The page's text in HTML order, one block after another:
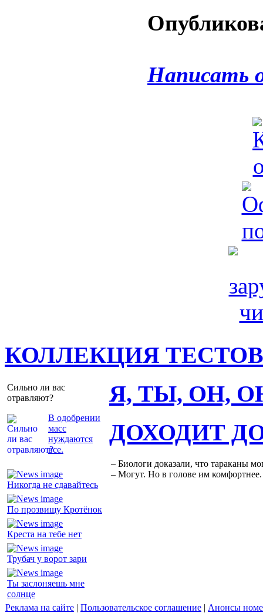
Написать
КОЛЛЕКЦИЯ ТЕСТОВ
Сильно ли вас
отравляют?
В одобрении
масс
нуждаются
все.
Я, ТЫ, ОН,
Никогда не сдавайтесь
По прозвищу Кротёнок
Креста на тебе нет
Трубач у ворот зари
Ты заслоняешь мне
солнце
ДОХОДИТ
– Биологи доказали, что тараканы
– Могут. Но в голове им комфортнее.
Реклама на сайте | Пользовательское соглашение | Анонсы